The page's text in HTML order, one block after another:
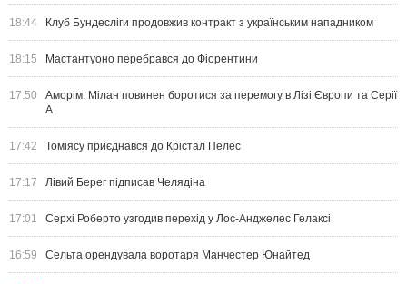
18:44 Клуб Бундесліги продовжив контракт з українським нападником
18:15 Мастантуоно перебрався до Фіорентини
17:50
Аморім: Мілан повинен боротися за перемогу в Лізі Європи та Серії
А
17:42 Томіясу приєднався до Крістал Пелес
17:17 Лівий Берег підписав Челядіна
17:01 Серхі Роберто узгодив перехід у Лос-Анджелес Гелаксі
16:59 Сельта орендувала воротаря Манчестер Юнайтед